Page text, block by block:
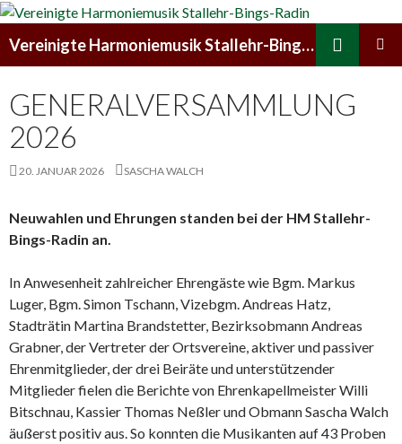
Vereinigte Harmoniemusik Stallehr-Bings-Radin
SPRINGEN
GENERALVERSAMMLUNG
2026
20. JANUAR 2026 SASCHA WALCH
Neuwahlen und Ehrungen standen bei der HM Stallehr-
Bings-Radin an.
In Anwesenheit zahlreicher Ehrengäste wie Bgm. Markus
Luger, Bgm. Simon Tschann, Vizebgm. Andreas Hatz,
Stadträtin Martina Brandstetter, Bezirksobmann Andreas
Grabner, der Vertreter der Ortsvereine, aktiver und passiver
Ehrenmitglieder, der drei Beiräte und unterstützender
Mitglieder fielen die Berichte von Ehrenkapellmeister Willi
Bitschnau, Kassier Thomas Neßler und Obmann Sascha Walch
äußerst positiv aus. So konnten die Musikanten auf 43 Proben